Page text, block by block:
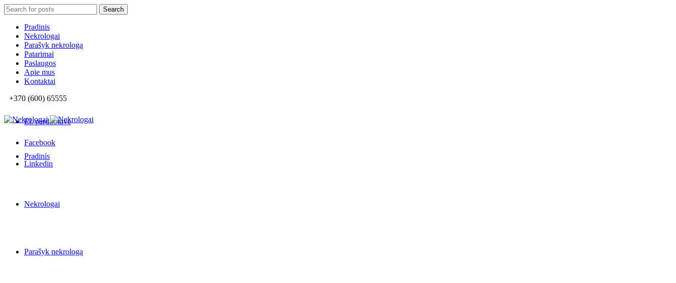
Search
for:
Search
Pradinis
Nekrologai
Parašyk nekrologą
Patarimai
Paslaugos
Apie mus
Kontaktai
+370 (600) 65555
El. parduotuvė
Facebook
Linkedin
Pradinis
Nekrologai
Parašyk nekrologą